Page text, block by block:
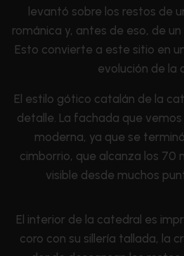
levantó sobre los restos de
románica y, antes de eso, de
Esto convierte a este sitio en
evolución de la
El estilo gótico catalán de la
detalle. La fachada que
moderna, ya que se
cimborrio, que alcanza los 70
visible desde muchos
El interior de la catedral es
coro con su sillería tallada, la